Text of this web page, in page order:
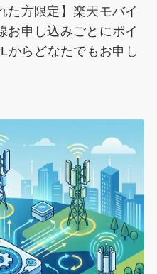
た方限定】楽天モバイ
お申し込みごとにポイ
からどなたでもお申し